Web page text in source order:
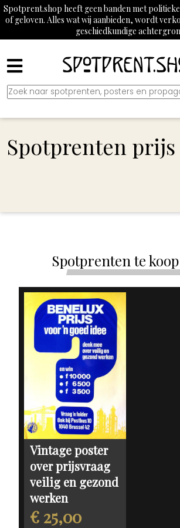
Spotprent.shop heeft geen banden met
of geloven. Alles wat wij aanbieden, wordt
geschiedkundige
Spotprenten prijs
Spotprenten te
Vintage poster
over prijsvraag
veilig en gezond
werken
€ 25,00